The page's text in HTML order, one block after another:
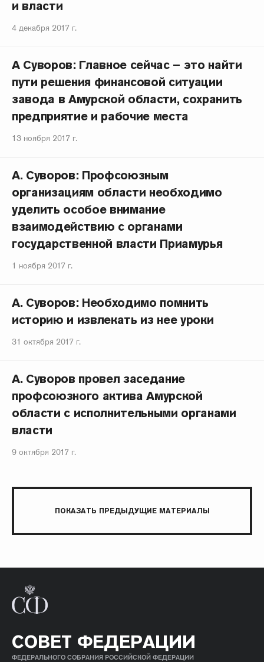
и власти
4 декабря 2017 г.
А Cуворов: Главное сейчас – это найти
пути решения финансовой ситуации
завода в Амурской области, сохранить
предприятие и рабочие места
13 ноября 2017 г.
А. Суворов: Профсоюзным
организациям области необходимо
уделить особое внимание
взаимодействию с органами
государственной власти Приамурья
1 ноября 2017 г.
А. Суворов: Необходимо помнить
историю и извлекать из нее уроки
31 октября 2017 г.
А. Суворов провел заседание
профсоюзного актива Амурской
области с исполнительными органами
власти
9 октября 2017 г.
ПОКАЗАТЬ ПРЕДЫДУЩИЕ МАТЕРИАЛЫ
СОВЕТ ФЕДЕРАЦИИ
ФЕДЕРАЛЬНОГО СОБРАНИЯ РОССИЙСКОЙ ФЕДЕРАЦИИ